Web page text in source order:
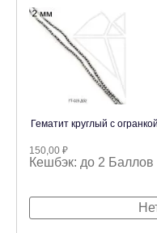
Гематит круглый с
150,00 ₽
Кешбэк: до 2 Баллов